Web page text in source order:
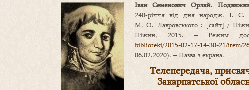
Іван Семенович Орлай. П
240‑річчя від дня народж. І. С.
М. О. Лавровського : [сайт] /
Ніжин, 2015. – Режим
biblioteki/2015-02-17-14-30-21/item/
06.02.2020). – Назва з екрана.
Телепередача,
Закарпатської